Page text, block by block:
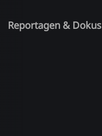
Reportagen & Dokus